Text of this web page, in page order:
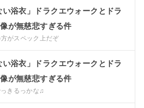
い浴衣」ドラクエウォークとドラ
が無慈悲すぎる件
がスペック上だぞ
い浴衣」ドラクエウォークとドラ
が無慈悲すぎる件
きるっかな♫